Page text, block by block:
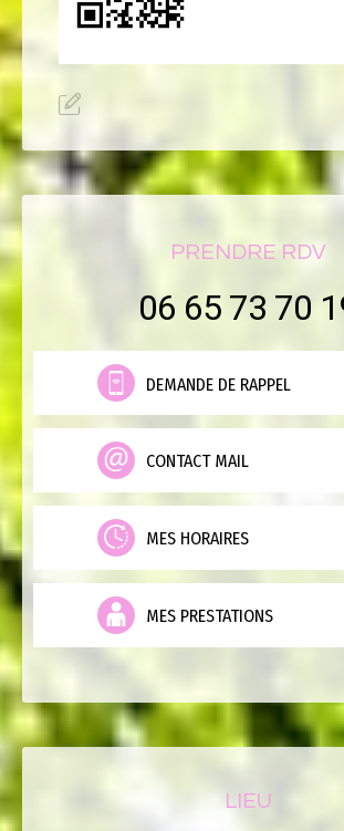
PRENDRE RDV
06 65 73 70
DEMANDE DE RAPPEL
CONTACT MAIL
MES HORAIRES
MES PRESTATIONS
LIEU